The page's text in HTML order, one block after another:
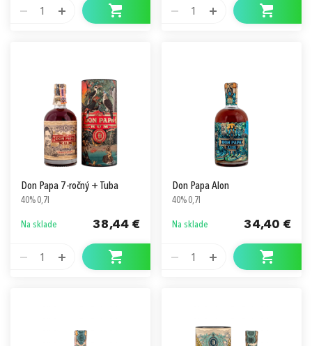
1 1
Don Papa 7-ročný + Tuba
40% 0,7l
Na sklade 38,44 €
1
Don Papa Alon
40% 0,7l
Na sklade 34,40 €
1